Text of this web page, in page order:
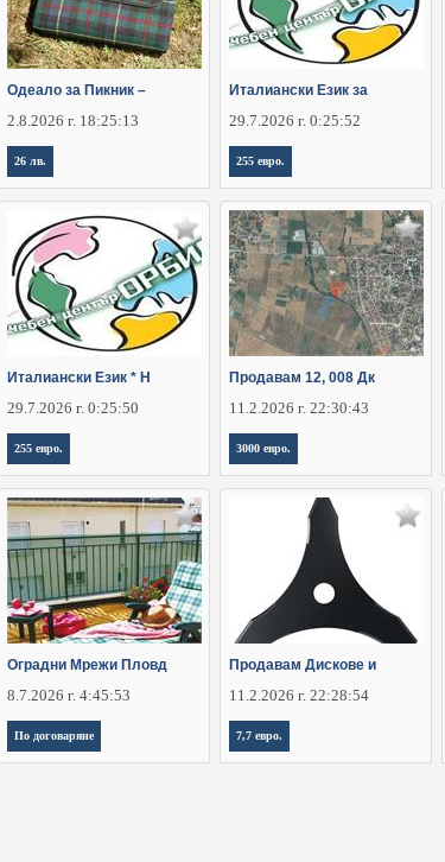
Одеало за Пикник –
2.8.2026 г. 18:25:13
26 лв.
Италиански Език за
29.7.2026 г. 0:25:52
255 евро.
Италиански Език * Н
29.7.2026 г. 0:25:50
255 евро.
Продавам 12, 008 Дк
11.2.2026 г. 22:30:43
3000 евро.
Оградни Мрежи Пловд
8.7.2026 г. 4:45:53
По договаряне
Продавам Дискове и
11.2.2026 г. 22:28:54
7,7 евро.